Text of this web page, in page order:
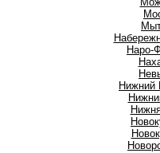
Наро-
Нижний